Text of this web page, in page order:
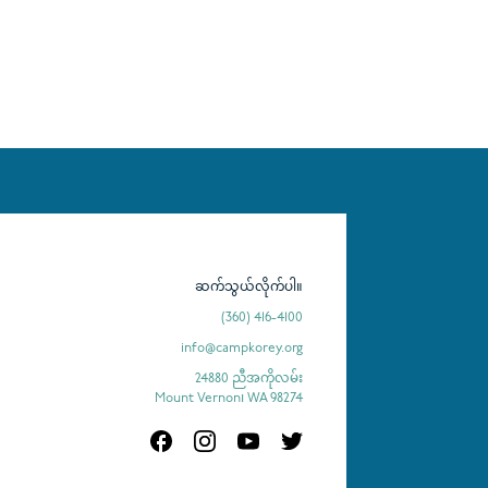
ဆက်သွယ်လိုက်ပါ။
(360) 416-4100
info@campkorey.org
24880 ညီအကိုလမ်း
Mount Vernon၊ WA 98274